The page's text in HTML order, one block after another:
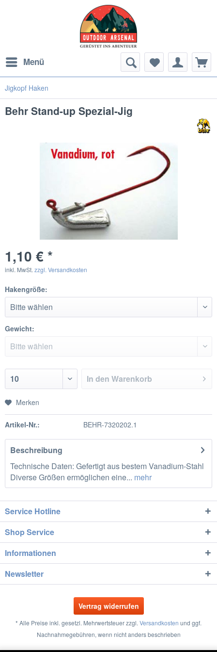
Menü
Jigkopf Haken
Behr Stand-up Spezial-Jig
1,10 € *
inkl. MwSt. zzgl. Versandkosten
Hakengröße:
Gewicht:
In den Warenkorb
Merken
Artikel-Nr.: BEHR-7320202.1
Beschreibung
Technische Daten: Gefertigt aus bestem Vanadium-Stahl
Diverse Größen ermöglichen eine... mehr
Service Hotline
Shop Service
Informationen
Newsletter
Vertrag widerrufen
* Alle Preise inkl. gesetzl. Mehrwertsteuer zzgl. Versandkosten und ggf.
Nachnahmegebühren, wenn nicht anders beschrieben